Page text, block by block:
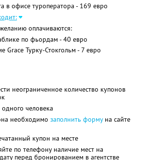
в офисе туроператора - 169 евро
оплачиваются:
по фьордам - 40 евро
Grace Турку-Стокгольм - 7 евро
неограниченное количество купонов
человека
необходимо заполнить формуна сайте
купон на месте
по телефону наличие мест на
перед бронированием в агентстве